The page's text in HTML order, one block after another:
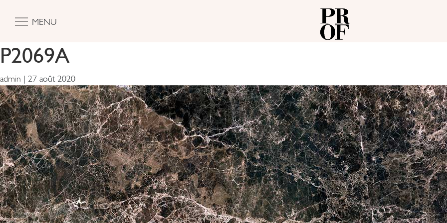
MENU
P2069A
admin | 27 août 2020